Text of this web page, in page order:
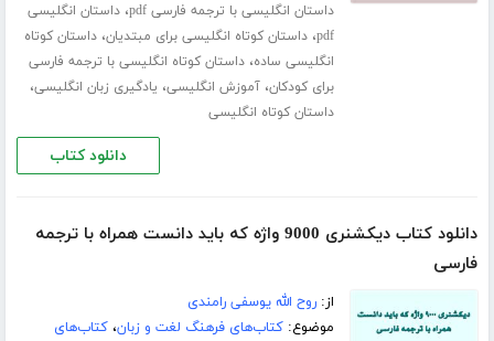
داستان انگلیسی با ترجمه فارسی pdf ،داستان انگلیسی
pdf،داستان کوتاه انگلیسی برای مبتدیان،داستان کوتاه
انگلیسی ساده،داستان کوتاه انگلیسی با ترجمه فارسی
برای کودکان،آموزش انگلیسی، یادگیری زبان انگلیسی،
داستان کوتاه انگلیسی
دانلود کتاب
دانلود کتاب دیکشنری 9000 واژه که باید دانست همراه با ترجمه
فارسی
از:روح الله یوسفی رامندی
موضوع:کتاب‌های فرهنگ لغت و زبان،کتاب‌های